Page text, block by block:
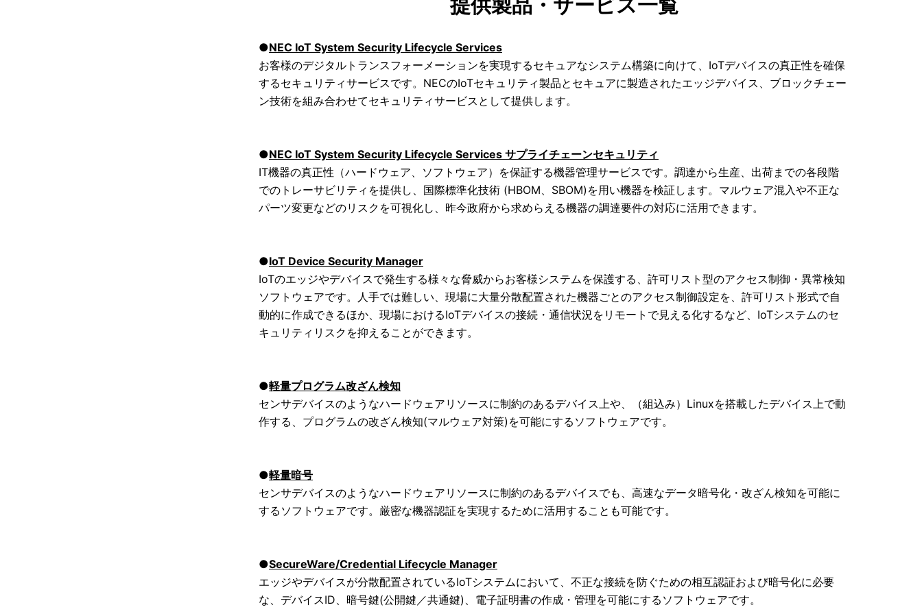
●NEC IoT System Security Lifecycle Services
お客様のデジタルトランスフォーメーションを実現するセキュアなシステム構築に向けて、IoTデバイスの真正性を確保
するセキュリティサービスです。 NECのIoTセキュリティ製品とセキュアに製造されたエッジデバイス、ブロックチェー
ン技術を組み合わせてセキュリティサービスとして提供します。
●NEC IoT System Security Lifecycle Services サプライチェーンセキュリティ
IT機器の真正性（ハードウェア、ソフトウェア）を保証する機器管理サービスです。調達から生産、出荷までの各段階
でのトレーサビリティを提供し、国際標準化技術 (HBOM、SBOM)を用い機器を検証します。マルウェア混入や不正な
パーツ変更などのリスクを可視化し、昨今政府から求めらえる機器の調達要件の対応に活用できます。
●IoT Device Security Manager
IoTのエッジやデバイスで発生する様々な脅威からお客様システムを保護する、許可リスト型のアクセス制御・異常検知
ソフトウェアです。人手では難しい、現場に大量分散配置された機器ごとのアクセス制御設定を、許可リスト形式で自
動的に作成できるほか、現場におけるIoTデバイスの接続・通信状況をリモートで見える化するなど、IoTシステムのセ
キュリティリスクを抑えることができます。
●軽量プログラム改ざん検知
センサデバイスのようなハードウェアリソースに制約のあるデバイス上や、（組込み）Linuxを搭載したデバイス上で動
作する、プログラムの改ざん検知(マルウェア対策)を可能にするソフトウェアです。
●軽量暗号
センサデバイスのようなハードウェアリソースに制約のあるデバイスでも、高速なデータ暗号化・改ざん検知を可能に
するソフトウェアです。厳密な機器認証を実現するために活用することも可能です。
●SecureWare/Credential Lifecycle Manager
エッジやデバイスが分散配置されているIoTシステムにおいて、不正な接続を防ぐための相互認証および暗号化に必要
な、デバイスID、暗号鍵(公開鍵／共通鍵)、電子証明書の作成・管理を可能にするソフトウェアです。